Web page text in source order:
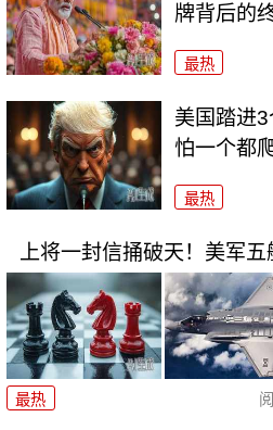
牌背后的
最热
美国踏进
怕一个都
最热
上将一封信捅破天！美军
最热